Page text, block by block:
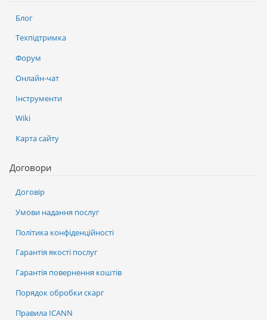
Блог
Техпідтримка
Форум
Онлайн-чат
Інструменти
Wiki
Карта сайту
Договори
Договір
Умови надання послуг
Політика конфіденційності
Гарантія якості послуг
Гарантія повернення коштів
Порядок обробки скарг
Правила ICANN